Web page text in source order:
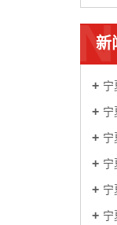
新
N
宁
宁
宁
宁
宁
宁